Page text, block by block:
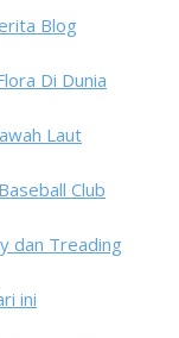
Blog
Di Dunia
Laut
Club
dan Treading
ini